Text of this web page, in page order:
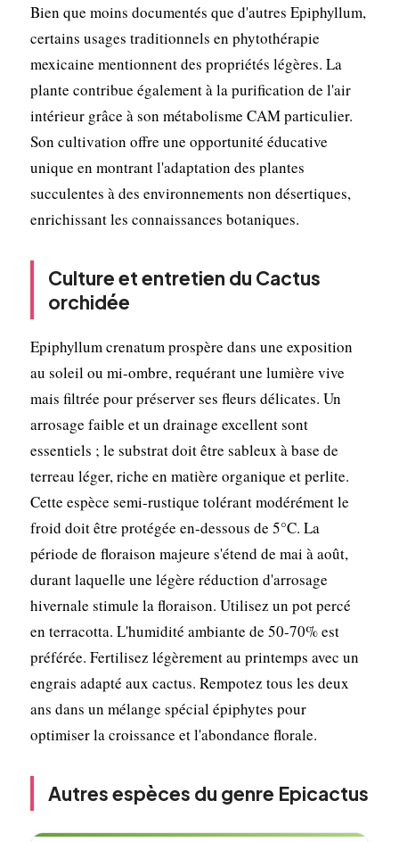
Bien que moins documentés que d'autres Epiphyllum,
certains usages traditionnels en phytothérapie
mexicaine mentionnent des propriétés légères. La
plante contribue également à la purification de l'air
intérieur grâce à son métabolisme CAM particulier.
Son cultivation offre une opportunité éducative
unique en montrant l'adaptation des plantes
succulentes à des environnements non désertiques,
enrichissant les connaissances botaniques.
Culture et entretien du Cactus
orchidée
Epiphyllum crenatum prospère dans une exposition
au soleil ou mi-ombre, requérant une lumière vive
mais filtrée pour préserver ses fleurs délicates. Un
arrosage faible et un drainage excellent sont
essentiels ; le substrat doit être sableux à base de
terreau léger, riche en matière organique et perlite.
Cette espèce semi-rustique tolérant modérément le
froid doit être protégée en-dessous de 5°C. La
période de floraison majeure s'étend de mai à août,
durant laquelle une légère réduction d'arrosage
hivernale stimule la floraison. Utilisez un pot percé
en terracotta. L'humidité ambiante de 50-70% est
préférée. Fertilisez légèrement au printemps avec un
engrais adapté aux cactus. Rempotez tous les deux
ans dans un mélange spécial épiphytes pour
optimiser la croissance et l'abondance florale.
Autres espèces du genre Epicactus